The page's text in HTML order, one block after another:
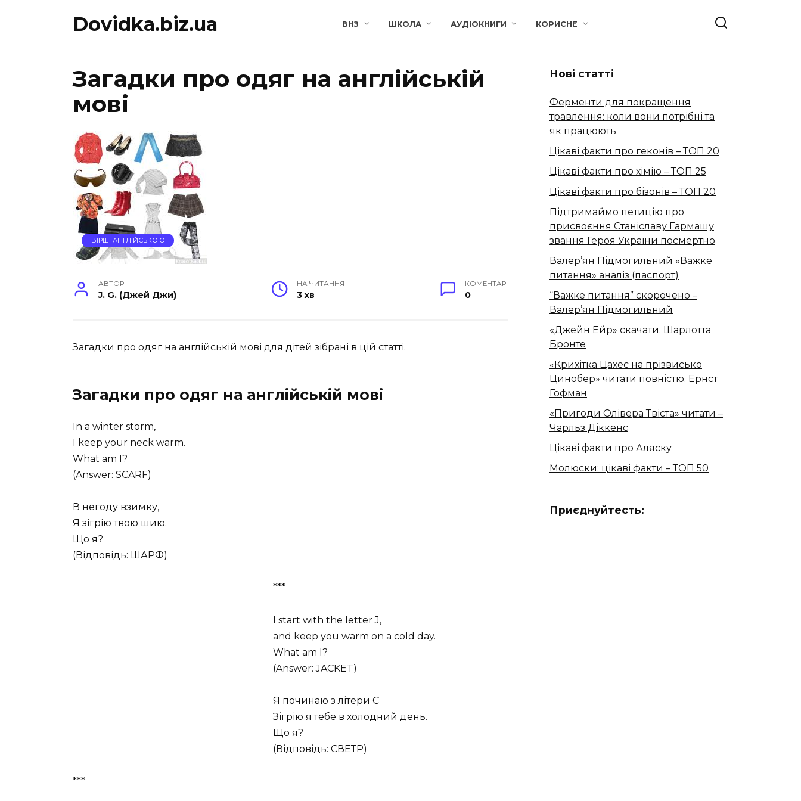
Dovidka.biz.ua ВНЗ ШКОЛА АУДІОКНИГИ КОРИСНЕ
Загадки про одяг на англійській
мові
ВІРШІ АНГЛІЙСЬКОЮ
АВТОР
J. G. (Джей Джи)
НА ЧИТАННЯ
3 хв
КОМЕНТАРІ
0
Загадки про одяг на англійській мові для дітей зібрані в цій статті.
Загадки про одяг на англійській мові
In a winter storm,
I keep your neck warm.
What am I?
(Answer: SCARF)
В негоду взимку,
Я зігрію твою шию.
Що я?
(Відповідь: ШАРФ)
***
I start with the letter J,
and keep you warm on a cold day.
What am I?
(Answer: JACKET)
Я починаю з літери С
Зігрію я тебе в холодний день.
Що я?
(Відповідь: СВЕТР)
***
Нові статті
Ферменти для покращення
травлення: коли вони потрібні та
як працюють
Цікаві факти про геконів – ТОП 20
Цікаві факти про хімію – ТОП 25
Цікаві факти про бізонів – ТОП 20
Підтримаймо петицію про
присвоєння Станіславу Гармашу
звання Героя України посмертно
Валер’ян Підмогильний «Важке
питання» аналіз (паспорт)
“Важке питання” скорочено –
Валер’ян Підмогильний
«Джейн Ейр» скачати. Шарлотта
Бронте
«Крихітка Цахес на прізвисько
Цинобер» читати повністю. Ернст
Гофман
«Пригоди Олівера Твіста» читати –
Чарльз Діккенс
Цікаві факти про Аляску
Молюски: цікаві факти – ТОП 50
Приєднуйтесть: